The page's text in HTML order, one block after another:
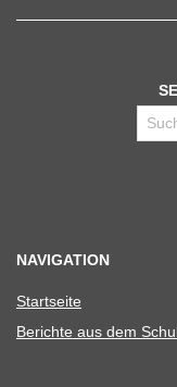
NAVIGATION
Start­seite
Berichte aus dem